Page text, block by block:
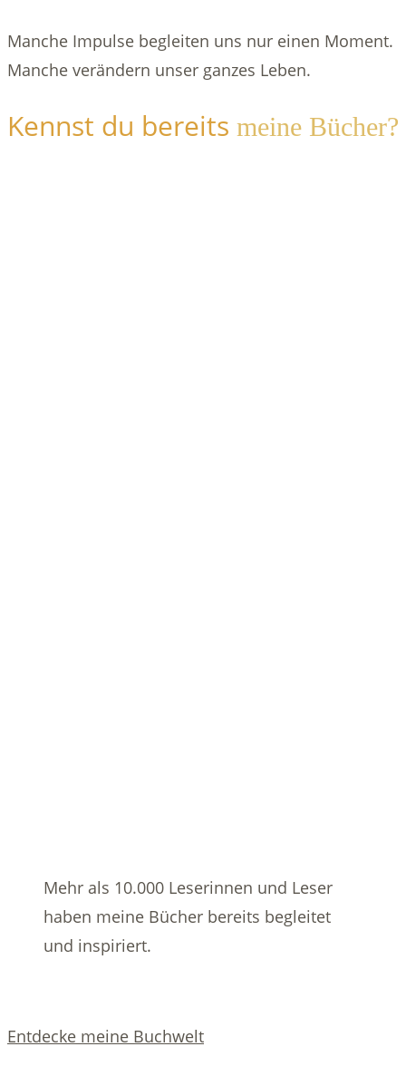
Manche Impulse begleiten uns nur einen Moment.
Manche verändern unser ganzes Leben.
Kennst du bereits meine Bücher?
Mehr als 10.000 Leserinnen und Leser
haben meine Bücher bereits begleitet
und inspiriert.
Entdecke meine Buchwelt